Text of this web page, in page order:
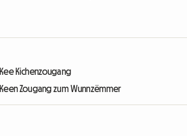
Kee Kichenzougang
Keen Zougang zum Wunnzëmmer